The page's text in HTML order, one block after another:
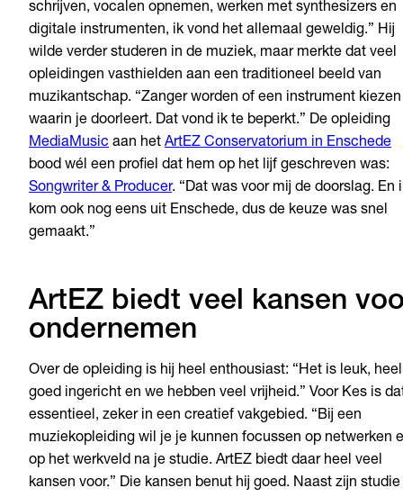
schrijven, vocalen opnemen, werken met synthesizers en
digitale instrumenten, ik vond het allemaal geweldig.” Hij
wilde verder studeren in de muziek, maar merkte dat veel
opleidingen vasthielden aan een traditioneel beeld van
muzikantschap. “Zanger worden of een instrument kiezen
waarin je doorleert. Dat vond ik te beperkt.” De opleiding
MediaMusic aan het ArtEZ Conservatorium in Enschede
bood wél een profiel dat hem op het lijf geschreven was:
Songwriter & Producer. “Dat was voor mij de doorslag. En
kom ook nog eens uit Enschede, dus de keuze was snel
gemaakt.”
ArtEZ biedt veel kansen
ondernemen
Over de opleiding is hij heel enthousiast: “Het is leuk, heel
goed ingericht en we hebben veel vrijheid.” Voor Kes is
essentieel, zeker in een creatief vakgebied. “Bij een
muziekopleiding wil je je kunnen focussen op netwerken
op het werkveld na je studie. ArtEZ biedt daar heel veel
kansen voor.” Die kansen benut hij goed. Naast zijn studie